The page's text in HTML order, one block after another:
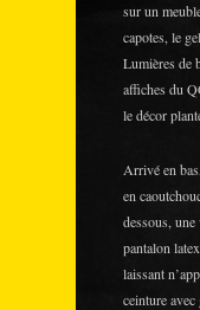
sur un
capotes, le
Lumières de
affiches du
le décor
Arrivé en
en
dessous,
pantalon
laissant
ceinture